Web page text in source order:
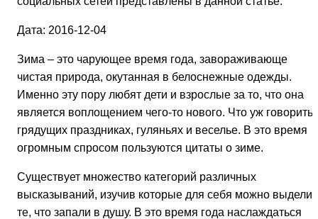
Дата: 2016-12-04
Зима – это чарующее время года, завораживающе
чистая природа, окутанная в белоснежные одежды.
Именно эту пору любят дети и взрослые за то, что она
является воплощением чего-то нового. Что уж говорить
грядущих праздниках, гуляньях и веселье. В это время
огромным спросом пользуются цитаты о зиме.
Существует множество категорий различных
высказываний, изучив которые для себя можно
те, что запали в душу. В это время года наслаждаться